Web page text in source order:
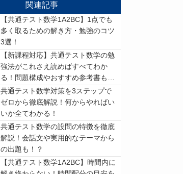
関連記事
【共通テスト数学1A2BC】1点でも
多く取るための解き方・勉強のコツ
3選！
【新課程対応】共通テスト数学の勉
強法がこれさえ読めばすべてわか
る！問題構成やおすすめ参考書もチ
ェック
共通テスト数学対策を3ステップで
ゼロから徹底解説！何からやればい
いか全てわかる！
共通テスト数学の設問の特徴を徹底
解説！会話文や実用的なテーマから
の出題も！？
【共通テスト数学1A2BC】時間内に